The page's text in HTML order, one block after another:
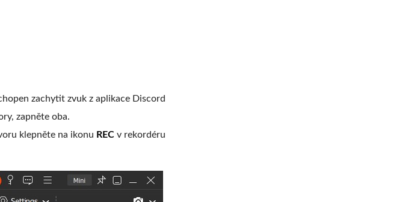
zachytit zvuk z aplikace Discord
zapněte oba.
klepněte na ikonu REC v rekordéru